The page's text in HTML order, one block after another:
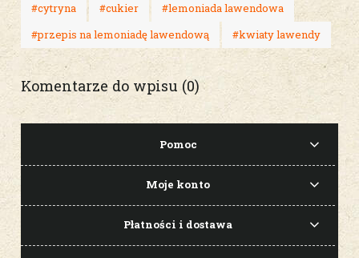
#cytryna #cukier
#lemoniada lawendowa
#przepis na lemoniadę lawendową
#kwiaty lawendy
Komentarze do wpisu (0)
Pomoc
Moje konto
Płatności i dostawa